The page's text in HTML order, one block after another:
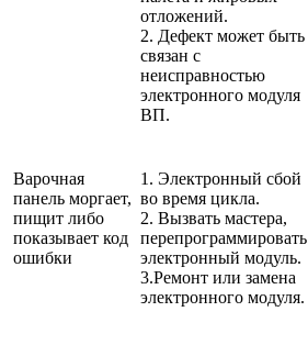
отложений.
2. Дефект может быть
связан с
неисправностью
электронного модуля
ВП.
Варочная
панель моргает,
пищит либо
показывает код
ошибки
1. Электронный сбой
во время цикла.
2. Вызвать мастера,
перепрограммировать
электронный модуль.
3.Ремонт или замена
электронного модуля.